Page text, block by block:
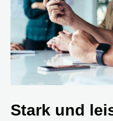
Stark und